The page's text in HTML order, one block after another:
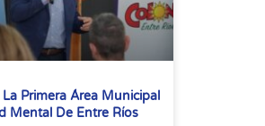
Primera Área Municipal
Mental De Entre Ríos